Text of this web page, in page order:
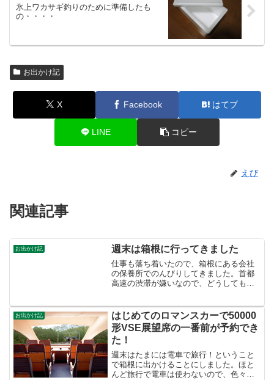
氷上ワカサギ釣りのために準備したも
の・・・・
お出かけ記
X Facebook はてブ
LINE コピー
えび
関連記事
お出かけ記 週末は箱根に行ってきました
仕事も落ち着いたので、箱根にある会社
の保養所でのんびりしてきました。首都
高速の渋滞が嫌いなので、どうしても旅
んな大げさじゃないですが（＾＾；今回
は宿があるので燃費が...
お出かけ記
はじめてのロマンスカーで50000
形VSE展望席の一番前が予約でき
た！
週末はたまには電車で旅行！ということ
で箱根に出かけることにしました。ほと
んど旅行で電車は使わないので、色々と